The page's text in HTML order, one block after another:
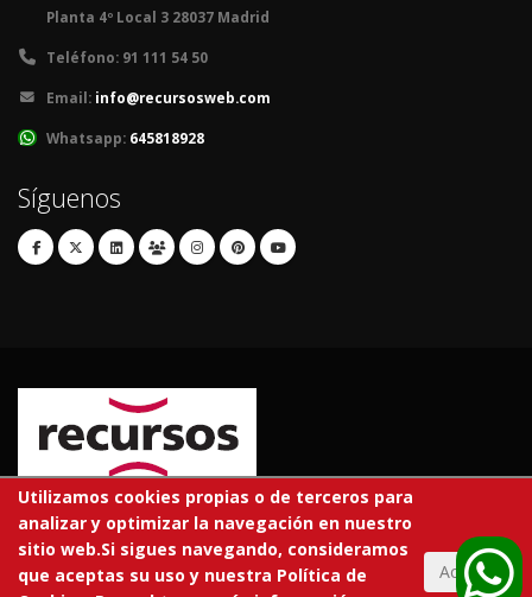
Planta 4º Local 3 28037 Madrid
Teléfono: 91 111 54 50
Email: info@recursosweb.com
Whatsapp: 645818928
Síguenos
© 2026 RECURSOS EDUCATIVOS S.L.
Todos los derechos reservados.
Utilizamos cookies propias o de terceros para
analizar y optimizar la navegación en nuestro
sitio web.Si sigues navegando, consideramos
que aceptas su uso y nuestra Política de
Aceptar